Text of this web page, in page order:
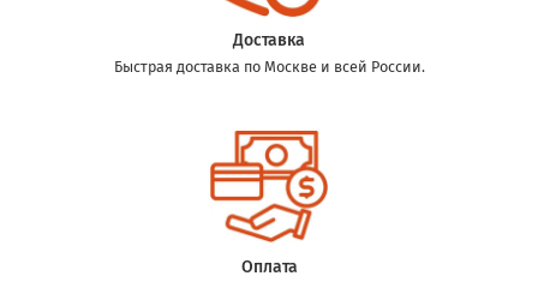
Доставка
Быстрая доставка по Москве и всей России.
Оплата